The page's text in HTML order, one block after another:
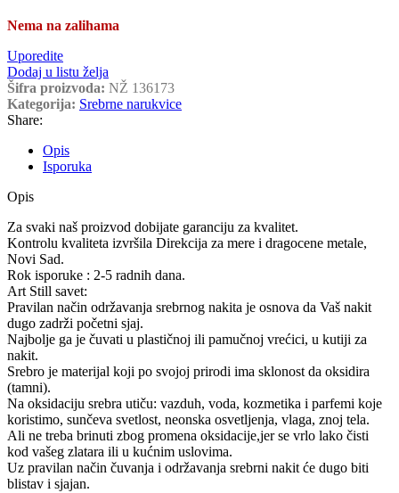
Nema na zalihama
Uporedite
Dodaj u listu želja
Šifra proizvoda: NŽ 136173
Kategorija: Srebrne narukvice
Share:
Opis
Isporuka
Opis
Za svaki naš proizvod dobijate garanciju za kvalitet.
Kontrolu kvaliteta izvršila Direkcija za mere i dragocene metale,
Novi Sad.
Rok isporuke : 2-5 radnih dana.
Art Still savet:
Pravilan način održavanja srebrnog nakita je osnova da Vaš nakit
dugo zadrži početni sjaj.
Najbolje ga je čuvati u plastičnoj ili pamučnoj vrećici, u kutiji za
nakit.
Srebro je materijal koji po svojoj prirodi ima sklonost da oksidira
(tamni).
Na oksidaciju srebra utiču: vazduh, voda, kozmetika i parfemi koje
koristimo, sunčeva svetlost, neonska osvetljenja, vlaga, znoj tela.
Ali ne treba brinuti zbog promena oksidacije,jer se vrlo lako čisti
kod vašeg zlatara ili u kućnim uslovima.
Uz pravilan način čuvanja i održavanja srebrni nakit će dugo biti
blistav i sjajan.